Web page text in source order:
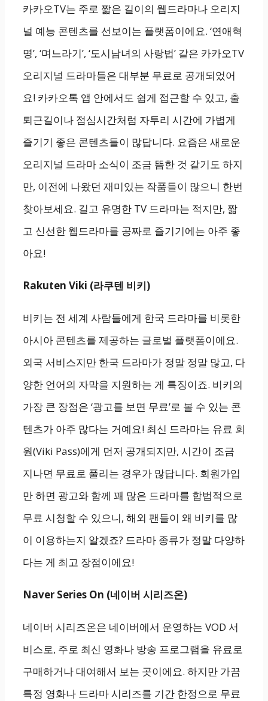
카카오TV는 주로 짧은 길이의 웹드라마나 오리지
널 예능 콘텐츠를 선보이는 플랫폼이에요. ‘연애혁
명’, ‘며느라기’, ‘도시남녀의 사랑법’ 같은 카카오TV
오리지널 드라마들은 대부분 무료로 공개되었어
요! 카카오톡 앱 안에서도 쉽게 접근할 수 있고, 출
퇴근길이나 점심시간처럼 자투리 시간에 가볍게
즐기기 좋은 콘텐츠들이 많답니다. 요즘은 새로운
오리지널 드라마 소식이 조금 뜸한 것 같기도 하지
만, 이전에 나왔던 재미있는 작품들이 많으니 한번
찾아보세요. 길고 유명한 TV 드라마는 적지만, 짧
고 신선한 웹드라마를 공짜로 즐기기에는 아주 좋
아요!
Rakuten Viki (라쿠텐 비키)
비키는 전 세계 사람들에게 한국 드라마를 비롯한
아시아 콘텐츠를 제공하는 글로벌 플랫폼이에요.
외국 서비스지만 한국 드라마가 정말 정말 많고, 다
양한 언어의 자막을 지원하는 게 특징이죠. 비키의
가장 큰 장점은 ‘광고를 보면 무료’로 볼 수 있는 콘
텐츠가 아주 많다는 거예요! 최신 드라마는 유료 회
원(Viki Pass)에게 먼저 공개되지만, 시간이 조금
지나면 무료로 풀리는 경우가 많답니다. 회원가입
만 하면 광고와 함께 꽤 많은 드라마를 합법적으로
무료 시청할 수 있으니, 해외 팬들이 왜 비키를 많
이 이용하는지 알겠죠? 드라마 종류가 정말 다양하
다는 게 최고 장점이에요!
Naver Series On (네이버 시리즈온)
네이버 시리즈온은 네이버에서 운영하는 VOD 서
비스로, 주로 최신 영화나 방송 프로그램을 유료로
구매하거나 대여해서 보는 곳이에요. 하지만 가끔
특정 영화나 드라마 시리즈를 기간 한정으로 무료